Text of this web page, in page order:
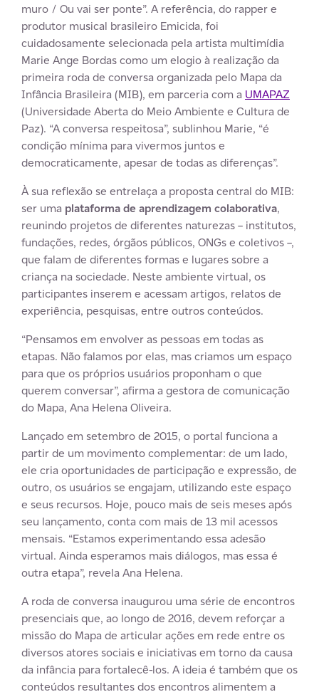
muro / Ou vai ser ponte”. A referência, do rapper e
produtor musical brasileiro Emicida, foi
cuidadosamente selecionada pela artista multimídia
Marie Ange Bordas como um elogio à realização da
primeira roda de conversa organizada pelo Mapa da
Infância Brasileira (MIB), em parceria com a UMAPAZ
(Universidade Aberta do Meio Ambiente e Cultura de
Paz). “A conversa respeitosa”, sublinhou Marie, “é
condição mínima para vivermos juntos e
democraticamente, apesar de todas as diferenças”.
À sua reflexão se entrelaça a proposta central do MIB:
ser uma plataforma de aprendizagem colaborativa,
reunindo projetos de diferentes naturezas – institutos,
fundações, redes, órgãos públicos, ONGs e coletivos –,
que falam de diferentes formas e lugares sobre a
criança na sociedade. Neste ambiente virtual, os
participantes inserem e acessam artigos, relatos de
experiência, pesquisas, entre outros conteúdos.
“Pensamos em envolver as pessoas em todas as
etapas. Não falamos por elas, mas criamos um espaço
para que os próprios usuários proponham o que
querem conversar”, afirma a gestora de comunicação
do Mapa, Ana Helena Oliveira.
Lançado em setembro de 2015, o portal funciona a
partir de um movimento complementar: de um lado,
ele cria oportunidades de participação e expressão, de
outro, os usuários se engajam, utilizando este espaço
e seus recursos. Hoje, pouco mais de seis meses após
seu lançamento, conta com mais de 13 mil acessos
mensais. “Estamos experimentando essa adesão
virtual. Ainda esperamos mais diálogos, mas essa é
outra etapa”, revela Ana Helena.
A roda de conversa inaugurou uma série de encontros
presenciais que, ao longo de 2016, devem reforçar a
missão do Mapa de articular ações em rede entre os
diversos atores sociais e iniciativas em torno da causa
da infância para fortalecê-los. A ideia é também que os
conteúdos resultantes dos encontros alimentem a